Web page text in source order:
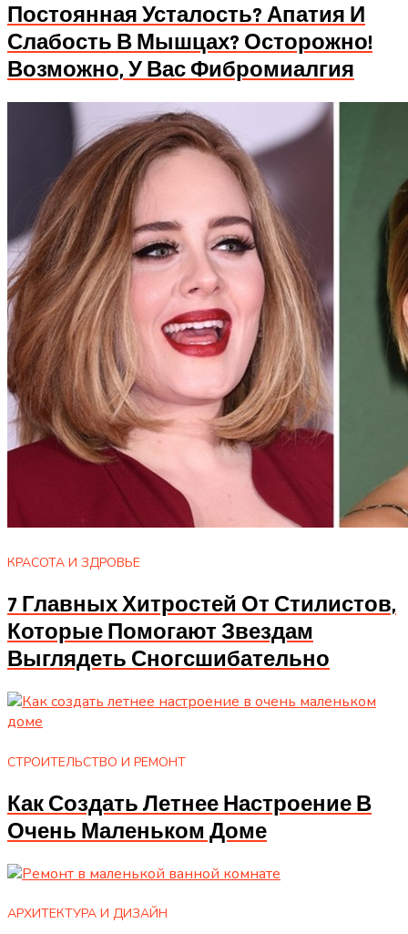
Постоянная Усталость? Апатия И
Слабость В Мышцах? Осторожно!
Возможно, У Вас Фибромиалгия
КРАСОТА И ЗДРОВЬЕ
7 Главных Хитростей От Стилистов,
Которые Помогают Звездам
Выглядеть Сногсшибательно
СТРОИТЕЛЬСТВО И РЕМОНТ
Как Создать Летнее Настроение В
Очень Маленьком Доме
АРХИТЕКТУРА И ДИЗАЙН